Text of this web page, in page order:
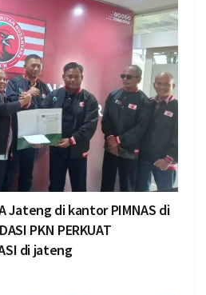
Jateng di kantor PIMNAS di
PKN PERKUAT
di jateng